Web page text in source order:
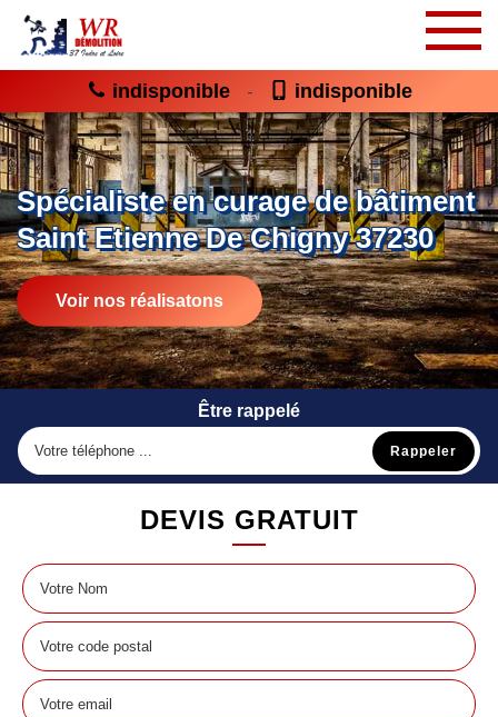
indisponible - indisponible
Spécialiste en curage de bâtiment
Saint Etienne De Chigny 37230
Voir nos réalisatons
Être rappelé
DEVIS GRATUIT